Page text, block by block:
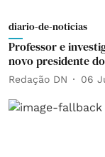
diario-de-noticias
Professor e
novo presidente
Redação DN 06